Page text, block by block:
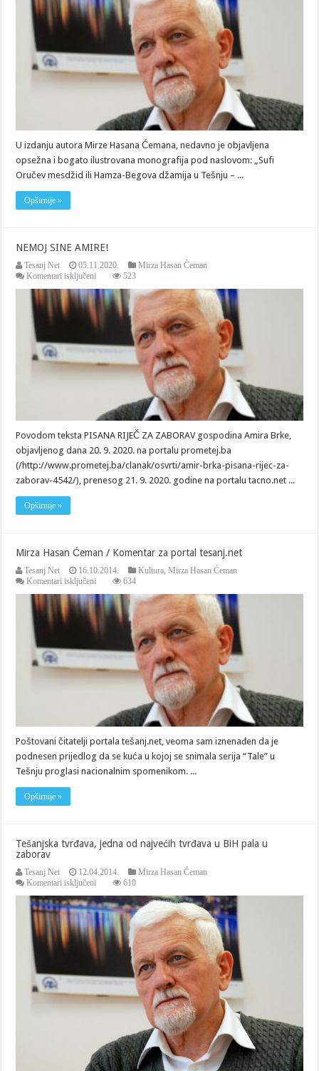
nova
knjiga
Tešnju:
Oručev
mesdžid
ili
džamija
u
U izdanju autora Mirze Hasana Ćemana, nedavno je objavljena
opsežna i bogato ilustrovana monografija pod naslovom: „Sufi
Oručev mesdžid ili Hamza-Begova džamija u Tešnju – ...
Opširnije »
NEMOJ SINE AMIRE!
Tesanj Net 05.11.2020.
Mirza Hasan Ćeman
Komentari isključeni
SINE
AMIRE!
523
Povodom teksta PISANA RIJEČ ZA ZABORAV gospodina Amira Brke,
objavljenog dana 20. 9. 2020. na portalu prometej.ba
(/http://www.prometej.ba/clanak/osvrti/amir-brka-pisana-rijec-za-
zaborav-4542/), prenesog 21. 9. 2020. godine na portalu tacno.net ...
Opširnije »
Mirza Hasan Ćeman / Komentar za portal tesanj.net
Tesanj Net 16.10.2014. Kultura,Mirza Hasan Ćeman
Komentari isključeni
Hasan
Ćeman
Komentar
portal
tesanj.net
634
Poštovani čitatelji portala tešanj.net, veoma sam iznenađen da je
podnesen prijedlog da se kuća u kojoj se snimala serija “Tale” u
Tešnju proglasi nacionalnim spomenikom. ...
Opširnije »
Tešanjska tvrđava, jedna od najvećih tvrđava u BiH pala u
zaborav
Tesanj Net 12.04.2014.
Mirza Hasan Ćeman
Komentari isključeni
tvrđava,
jedna
od
najvećih
tvrđava
u
pala
zaborav
610